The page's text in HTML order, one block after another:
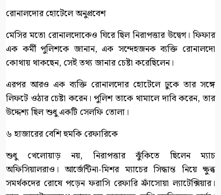
রোনালদোর হোটেলে অনুপ্রবেশ
মেসির মতো রোনালদোকেও ঘিরে ছিল নিরাপত্তার উদ্বেগ। ফিফার
এক কর্মী পুলিশকে জানান, এক সন্দেহজনক ব্যক্তি রোনালদো
কোথায় থাকছেন, সেই তথ্য জানার চেষ্টা করেছিলেন।
এরপর আরও এক ব্যক্তি রোনালদোর হোটেলে ঢুকে তার সঙ্গে
লিফটে ওঠার চেষ্টা করেন। পুলিশ তাকে থামালে দাবি করেন, তার
উদ্দেশ্য ছিল শুধু একটি সেলফি তোলা।
৬ হাজারের বেশি হুমকি রেফারিকে
শুধু খেলোয়াড় নয়, নিরাপত্তার ঝুঁকিতে ছিলেন ম্যাচ
অফিসিয়ালরাও। আর্জেন্টিনা-মিশর ম্যাচের সিদ্ধান্ত নিয়ে ক্ষুব্ধ
সমর্থকদের রোষে পড়েন ফরাসি রেফারি ফ্রাঁসোয়া ল্যাটেক্সিয়ার।